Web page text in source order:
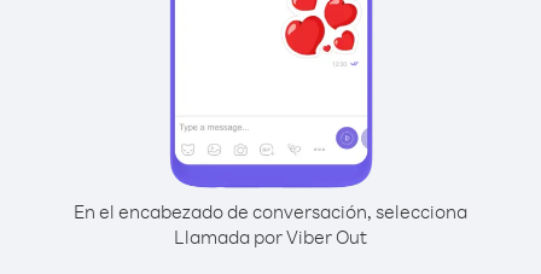
En el encabezado de conversación, selecciona
Llamada por Viber Out